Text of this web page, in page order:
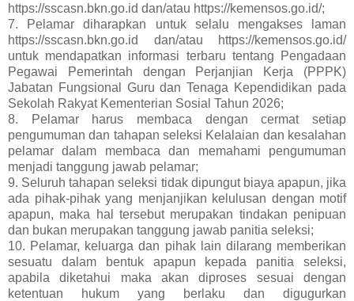
https://sscasn.bkn.go.id dan/atau https://kemensos.go.id/;
7. Pelamar diharapkan untuk selalu mengakses laman
https://sscasn.bkn.go.id dan/atau https://kemensos.go.id/
untuk mendapatkan informasi terbaru tentang Pengadaan
Pegawai Pemerintah dengan Perjanjian Kerja (PPPK)
Jabatan Fungsional Guru dan Tenaga Kependidikan pada
Sekolah Rakyat Kementerian Sosial Tahun 2026;
8. Pelamar harus membaca dengan cermat setiap
pengumuman dan tahapan seleksi Kelalaian dan kesalahan
pelamar dalam membaca dan memahami pengumuman
menjadi tanggung jawab pelamar;
9. Seluruh tahapan seleksi tidak dipungut biaya apapun, jika
ada pihak-pihak yang menjanjikan kelulusan dengan motif
apapun, maka hal tersebut merupakan tindakan penipuan
dan bukan merupakan tanggung jawab panitia seleksi;
10. Pelamar, keluarga dan pihak lain dilarang memberikan
sesuatu dalam bentuk apapun kepada panitia seleksi,
apabila diketahui maka akan diproses sesuai dengan
ketentuan hukum yang berlaku dan digugurkan